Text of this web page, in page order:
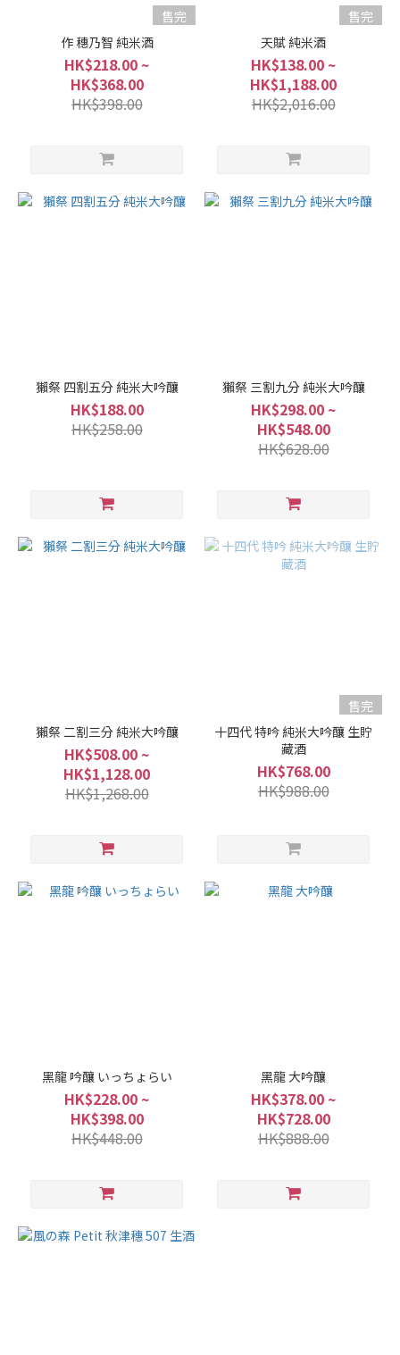
售完
作 穗乃智 純米酒
HK$218.00 ~
HK$368.00
HK$398.00
售完
天賦 純米酒
HK$138.00 ~
HK$1,188.00
HK$2,016.00
獺祭 四割五分 純米大吟釀
HK$188.00
HK$258.00
獺祭 三割九分 純米大吟釀
HK$298.00 ~
HK$548.00
HK$628.00
獺祭 二割三分 純米大吟釀
HK$508.00 ~
HK$1,128.00
HK$1,268.00
售完
十四代 特吟 純米大吟釀 生貯
藏酒
HK$768.00
HK$988.00
黑龍 吟釀 いっちょらい
HK$228.00 ~
HK$398.00
HK$448.00
黑龍 大吟釀
HK$378.00 ~
HK$728.00
HK$888.00